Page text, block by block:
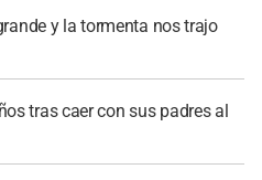
y la tormenta nos trajo
tras caer con sus padres al